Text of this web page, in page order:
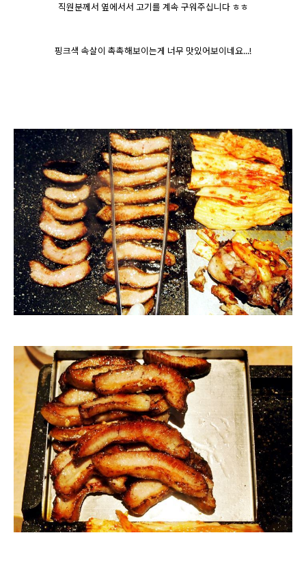
직원분께서 옆에서서 고기를 계속 구워주십니다 ㅎㅎ
핑크색 속살이 촉촉해보이는게 너무 맛있어보이네요...!